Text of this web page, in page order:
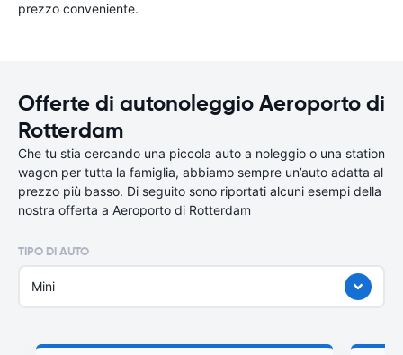
prezzo conveniente.
Offerte di autonoleggio Aeroporto di
Rotterdam
Che tu stia cercando una piccola auto a noleggio o una station
wagon per tutta la famiglia, abbiamo sempre un’auto adatta al
prezzo più basso. Di seguito sono riportati alcuni esempi della
nostra offerta a Aeroporto di Rotterdam
TIPO DI AUTO
Mini